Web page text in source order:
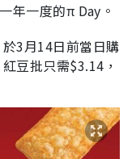
年一度的π Day。
3月14日前當日購
豆批只需$3.14 ，